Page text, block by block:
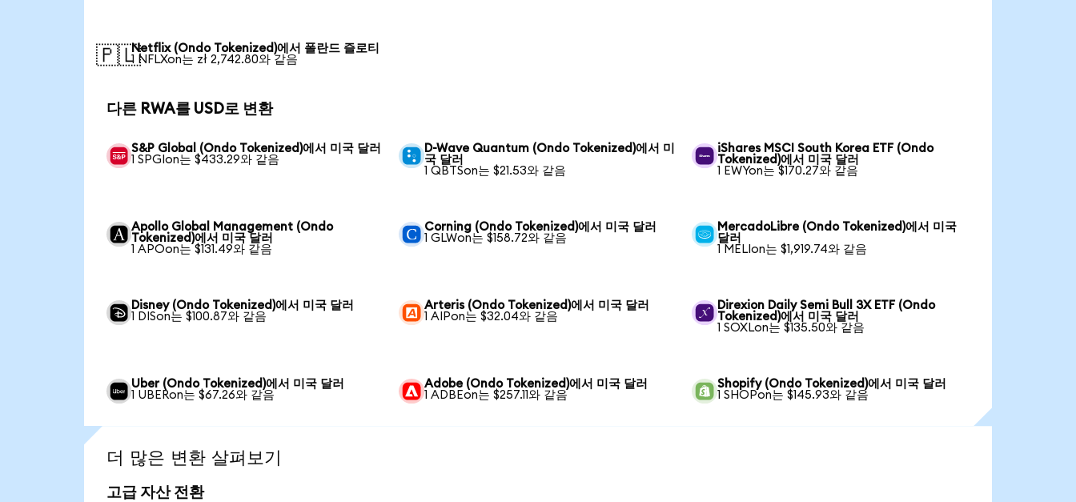
🇵🇱Netflix (Ondo Tokenized)에서 폴란드 즐로티
1 NFLXon는 zł 2,742.80와 같음
다른 RWA를 USD로 변환
S&P Global (Ondo Tokenized)에서 미국 달러
1 SPGIon는 $433.29와 같음
D-Wave Quantum (Ondo Tokenized)에서 미
국 달러
1 QBTSon는 $21.53와 같음
iShares MSCI South Korea ETF (Ondo
Tokenized)에서 미국 달러
1 EWYon는 $170.27와 같음
Apollo Global Management (Ondo
Tokenized)에서 미국 달러
1 APOon는 $131.49와 같음
Corning (Ondo Tokenized)에서 미국 달러
1 GLWon는 $158.72와 같음
MercadoLibre (Ondo Tokenized)에서 미국
달러
1 MELIon는 $1,919.74와 같음
Disney (Ondo Tokenized)에서 미국 달러
1 DISon는 $100.87와 같음
Arteris (Ondo Tokenized)에서 미국 달러
1 AIPon는 $32.04와 같음
Direxion Daily Semi Bull 3X ETF (Ondo
Tokenized)에서 미국 달러
1 SOXLon는 $135.50와 같음
Uber (Ondo Tokenized)에서 미국 달러
1 UBERon는 $67.26와 같음
Adobe (Ondo Tokenized)에서 미국 달러
1 ADBEon는 $257.11와 같음
Shopify (Ondo Tokenized)에서 미국 달러
1 SHOPon는 $145.93와 같음
더 많은 변환 살펴보기
고급 자산 전환